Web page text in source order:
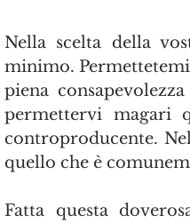
Nella scelta della
minimo.
piena
permettervi magari
controproducente.
quello che è
Fatta questa